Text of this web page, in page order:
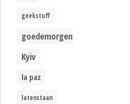
geekstuff
goedemorgen
Kyiv
la paz
latenstaan